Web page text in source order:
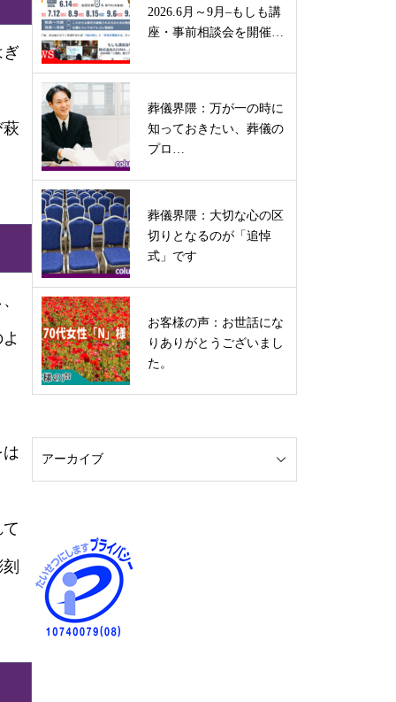
ぎ
萩
2026.6月～9月–もしも講
座・事前相談会を開催…
葬儀界隈：万が一の時に
知っておきたい、葬儀の
プロ…
葬儀界隈：大切な心の区
切りとなるのが「追悼
式」です
お客様の声：お世話にな
りありがとうございまし
た。